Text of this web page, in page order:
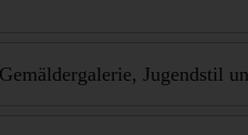
Jugendstil